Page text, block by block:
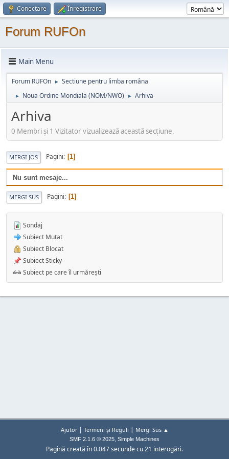
Conectare Înregistrare
Forum RUFOn
Main Menu
Forum RUFOn ► Sectiune pentru limba româna
► Noua Ordine Mondiala (NOM/NWO) ► Arhiva
Arhiva
0 Membri şi 1 Vizitator vizualizează această secțiune.
MERGI JOS Pagini 1
Nu sunt mesaje...
MERGI SUS Pagini 1
Sondaj
Subiect Mutat
Subiect Blocat
Subiect Sticky
Subiect pe care îl urmărești
Ajutor| Termeni și Reguli | Mergi Sus ▲
SMF 2.1.6 © 2025, Simple Machines
Pagină creată în 0.047 secunde cu 21 interogări.